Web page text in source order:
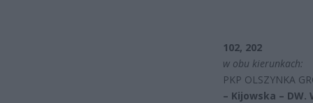
102, 202
w obu kierunkach:
PKP OLSZYNKA
– Kijowska – DW.